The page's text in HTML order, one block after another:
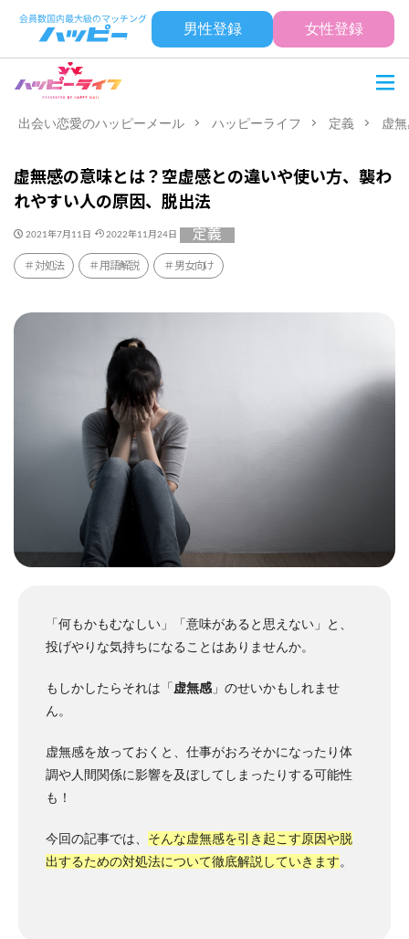
男性登録 女性登録
出会い恋愛のハッピーメール ハッピーライフ 定義 虚
虚無感の意味とは？空虚感との違いや使い方、襲わ
れやすい人の原因、脱出法
2021年7月11日 2022年11月24日 定義
対処法 用語解説 男女向け
「何もかもむなしい」「意味があると思えない」と、
投げやりな気持ちになることはありませんか。
もしかしたらそれは「虚無感 」のせいかもしれませ
ん。
虚無感を放っておくと、仕事がおろそかになったり体
調や人間関係に影響を及ぼしてしまったりする可能性
も！
今回の記事では、 そんな虚無感を引き起こす原因や脱
出するための対処法について徹底解説していきます。